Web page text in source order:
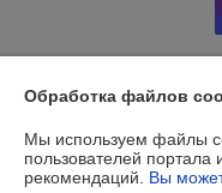
Информация для
Юридическое лицо:
"ЮниСуб плюс"
Юридический адрес: РБ,
пом.2е
Обработка файлов
Мы используем файлы
пользователей
рекомендаций. Вы